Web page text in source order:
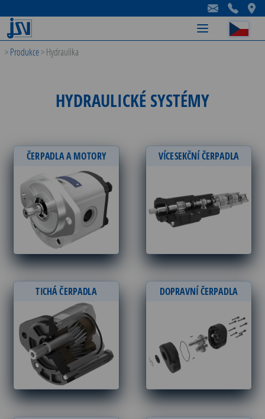
-
-
-
>Produkce>Hydraulika
HYDRAULICKÉ SYSTÉMY
ČERPADLA A MOTORY VÍCESEKČNÍ ČERPADLA
TICHÁ ČERPADLA DOPRAVNÍ ČERPADLA